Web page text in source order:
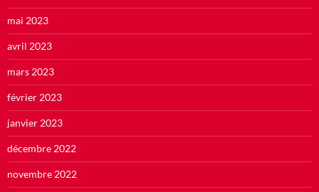
mai 2023
avril 2023
mars 2023
février 2023
janvier 2023
décembre 2022
novembre 2022